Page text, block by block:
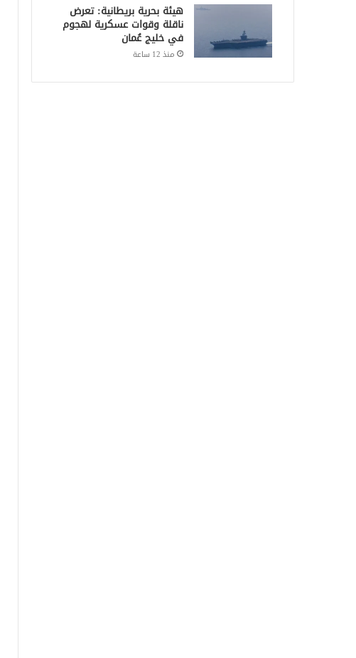
هيئة بحرية بريطانية: تعرض
ناقلة وقوات عسكرية لهجوم
في خليج عُمان
منذ 12 ساعة